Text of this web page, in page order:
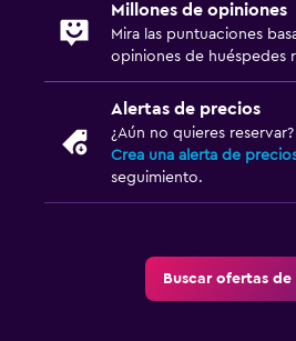
Millones de opiniones
Mira las puntuaciones
opiniones de huéspedes
Alertas de precios
¿Aún no quieres reservar?
Crea una alerta de
seguimiento.
Buscar ofertas de